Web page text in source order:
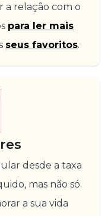
a relação com o
para ler mais
seus favoritos.
desde a taxa
mas não só.
a sua vida